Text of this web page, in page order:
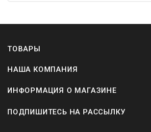
ТОВАРЫ
НАША КОМПАНИЯ
ИНФОРМАЦИЯ О МАГАЗИНЕ
ПОДПИШИТЕСЬ НА РАССЫЛКУ